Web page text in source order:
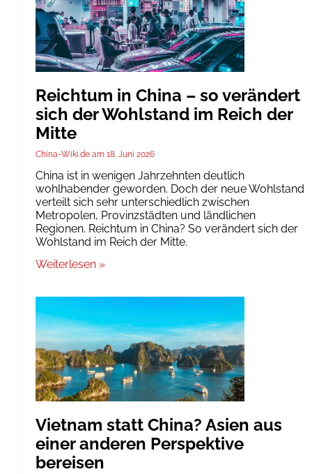
Reichtum in China – so verändert
sich der Wohlstand im Reich der
Mitte
China-Wiki.de 18. Juni 2026
China ist in wenigen Jahrzehnten deutlich
wohlhabender geworden. Doch der neue Wohlstand
verteilt sich sehr unterschiedlich zwischen
Metropolen, Provinzstädten und ländlichen
Regionen. Reichtum in China? So verändert sich der
Wohlstand im Reich der Mitte.
Weiterlesen »
Vietnam statt China? Asien aus
einer anderen Perspektive
bereisen